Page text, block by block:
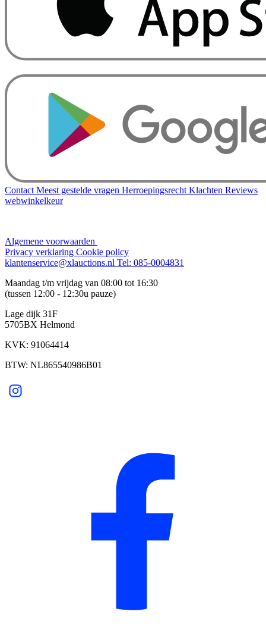
ContactMeest gestelde vragen HerroepingsrechtKlachten Reviews
webwinkelkeur
Algemene voorwaarden
Privacy verklaring Cookie policy
klantenservice@xlauctions.nl Tel: 085-0004831
Maandag t/m vrijdag van 08:00 tot 16:30
(tussen 12:00 - 12:30u pauze)
Lage dijk 31F
5705BX Helmond
KVK: 91064414
BTW: NL865540986B01